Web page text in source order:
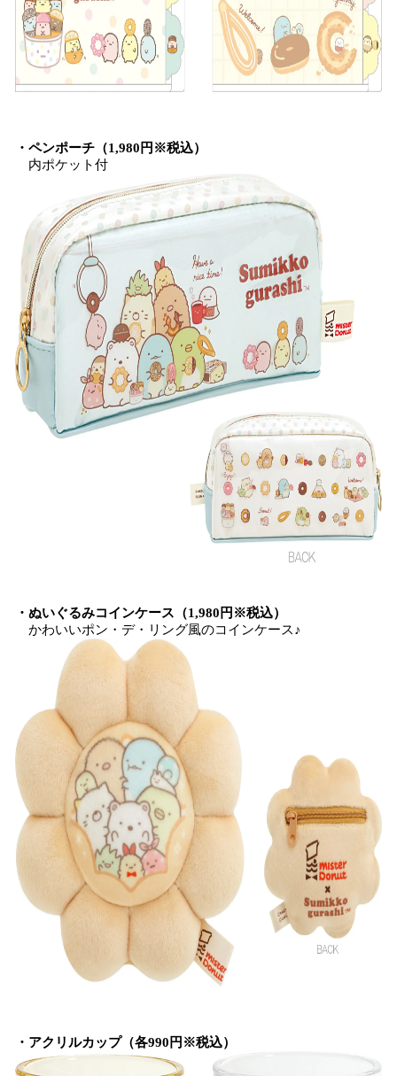
・ペンポーチ（1,980円※税込）
内ポケット付
・ぬいぐるみコインケース（1,980円※税込）
かわいいポン・デ・リング風のコインケース♪
・アクリルカップ（各990円※税込）